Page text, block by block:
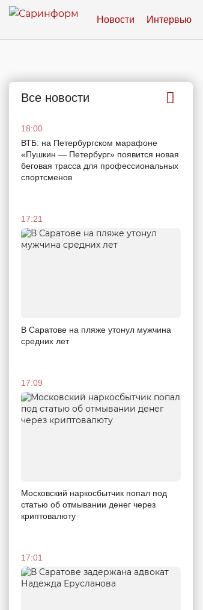
Новости Интервью
Все новости
18:00
ВТБ: на Петербургском марафоне
«Пушкин — Петербург» появится новая
беговая трасса для профессиональных
спортсменов
17:21
В Саратове на пляже утонул мужчина
средних лет
17:09
Московский наркосбытчик попал под
статью об отмывании денег через
криптовалюту
17:01